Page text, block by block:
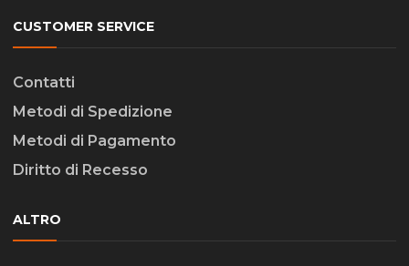
CUSTOMER SERVICE
Contatti
Metodi di Spedizione
Metodi di Pagamento
Diritto di Recesso
ALTRO